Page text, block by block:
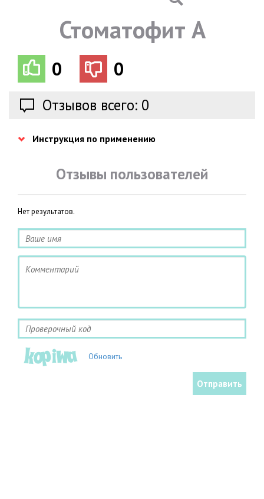
Стоматофит А
0 0
Отзывов всего: 0
Инструкция по применению
Отзывы пользователей
Нет результатов.
Обновить